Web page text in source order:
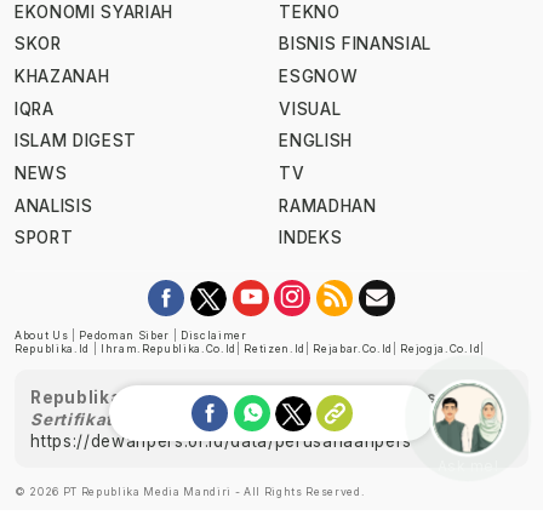
EKONOMI SYARIAH
SKOR
KHAZANAH
IQRA
ISLAM DIGEST
NEWS
ANALISIS
SPORT
TEKNO
BISNIS FINANSIAL
ESGNOW
VISUAL
ENGLISH
TV
RAMADHAN
INDEKS
About Us Pedoman Siber
Disclaimer
Republika.id
Ihram.republika.co.id Retizen.id Rejabar.co.id Rejogja.co.id
Republika telah diverifikasi oleh Dewan Pers
Sertifikat Nomor 1058/DP-Verifikasi/K/XII/2022
https://dewanpers.or.id/data/perusahaanpers
© 2026 PT Republika Media Mandiri - All Rights Reserved.